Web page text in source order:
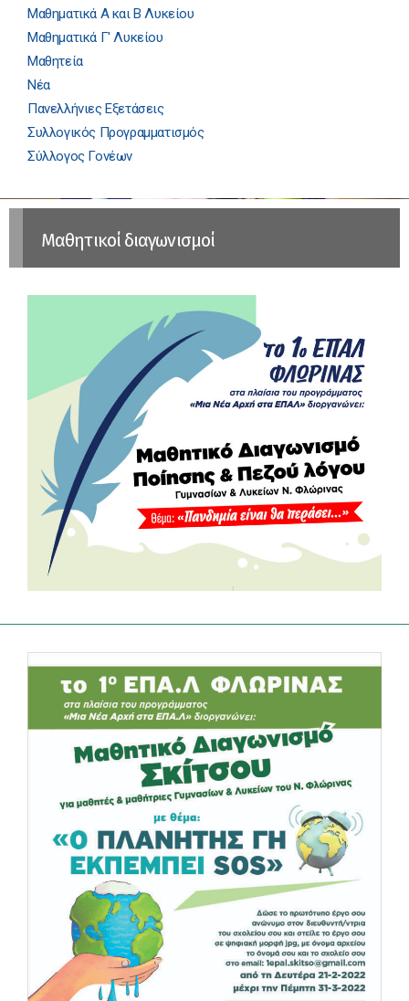
Μαθηματικά Α και Β Λυκείου
Μαθηματικά Γ' Λυκείου
Μαθητεία
Νέα
Πανελλήνιες Εξετάσεις
Συλλογικός Προγραμματισμός
Σύλλογος Γονέων
Μαθητικοί διαγωνισμοί